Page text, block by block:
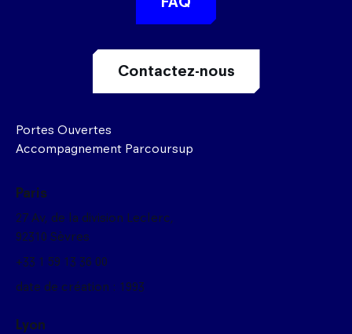
Portes Ouvertes
Accompagnement Parcoursup
Contactez-nous
Paris
27 Av, de la division Leclerc,
92310 Sèvres
+33 1 59 13 36 00
date de création : 1993
Lyon